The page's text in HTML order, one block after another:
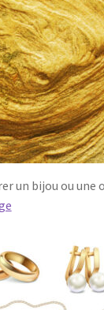
un bijou ou une